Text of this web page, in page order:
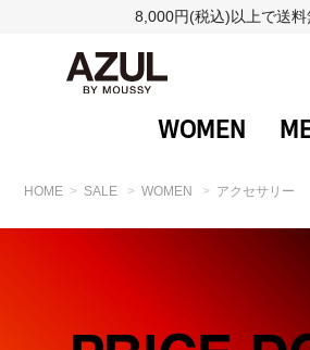
8,000円(税込)以上で送料
WOMEN
HOME SALE WOMEN アクセサリー